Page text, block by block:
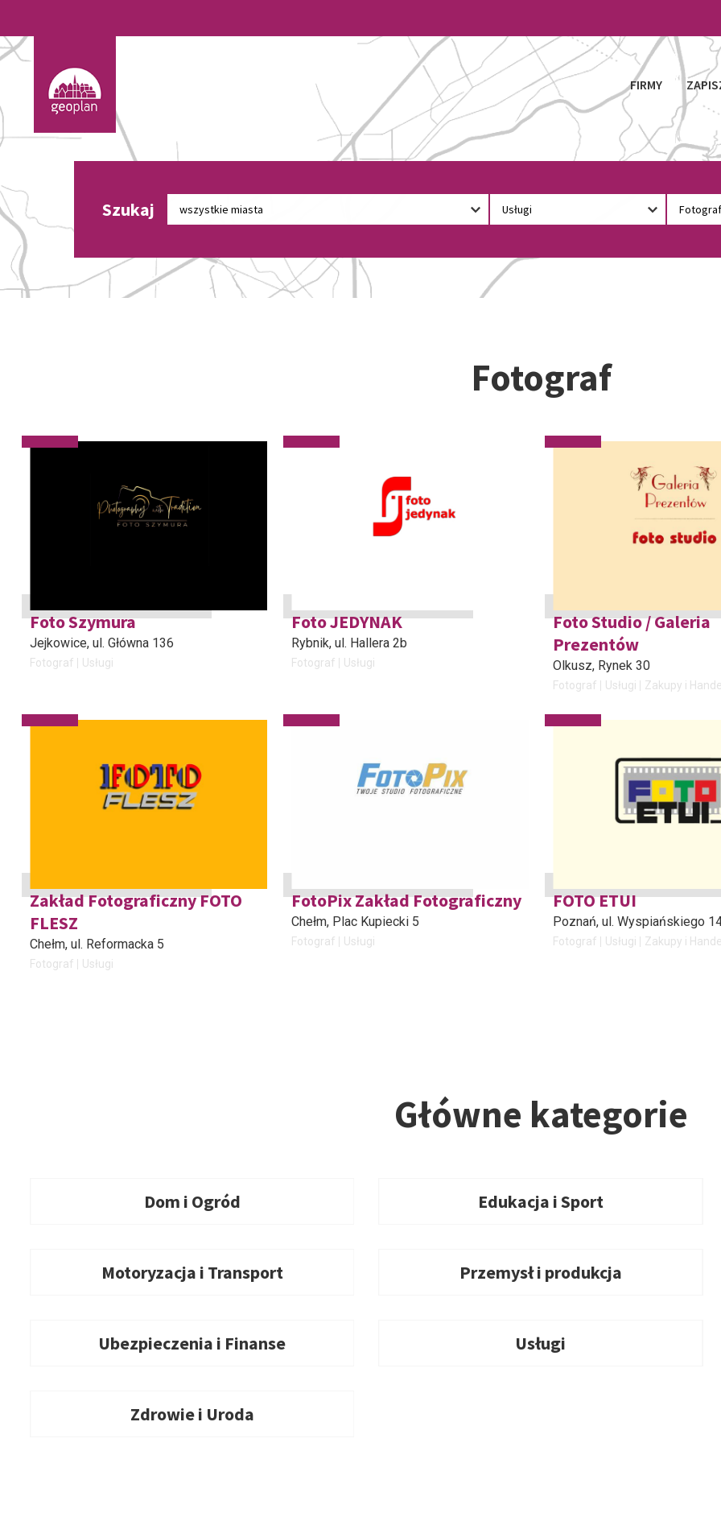
FIRMY
Szukaj
Fotograf
Foto Szymura
Jejkowice, ul. Główna 136
Fotograf Usługi
Foto JEDYNAK
Rybnik, ul. Hallera 2b
Fotograf Usługi
Foto Studio / Galeria
Prezentów
Olkusz, Rynek 30
Fotograf Usługi Zakupy i
Zakład Fotograficzny FOTO
FLESZ
Chełm, ul. Reformacka 5
Fotograf Usługi
FotoPix Zakład Fotograficzny
Chełm, Plac Kupiecki 5
Fotograf Usługi
FOTO ETUI
Poznań, ul. Wyspiańskiego
Fotograf Usługi Zakupy i
Główne kategorie
Dom i Ogród Edukacja i Sport
Motoryzacja i Transport Przemysł i produkcja
Ubezpieczenia i Finanse Usługi
Zdrowie i Uroda